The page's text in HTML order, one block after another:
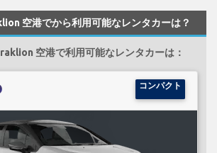
空港でから利用可能なレンタカーは？
空港で利用可能なレンタカーは：
コンパクト